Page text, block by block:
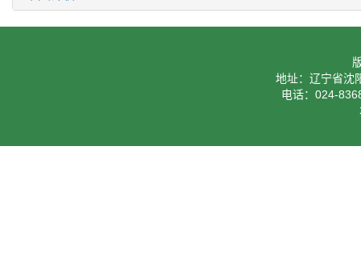
地址：辽宁省沈
电话：024-